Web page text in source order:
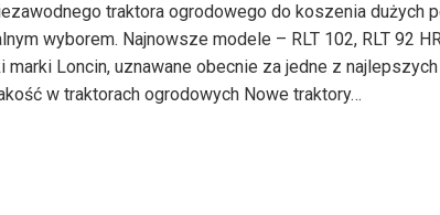
traktora ogrodowego do koszenia dużych
wyborem. Najnowsze modele – RLT 102, RLT 92
Loncin, uznawane obecnie za jedne z
w traktorach ogrodowych Nowe traktory…